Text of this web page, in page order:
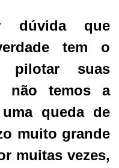
dúvida que
tem o
pilotar suas
não temos a
queda de
muito grande
muitas vezes,